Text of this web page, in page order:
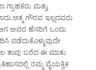
ಮತ್ತು
ಗೌರವ ಇಲ್ಲದವರು
ಆಗ ಅವರ ಹೆಸರಿಗೆ ಒಂದು
ಪಡೆದುಕೊಳ್ಳುವುದೇ
ತಾವು ಬರೆದ ಈ ಮಾತು
ನಮ್ಮ ವೈಯಕ್ತಿಕ